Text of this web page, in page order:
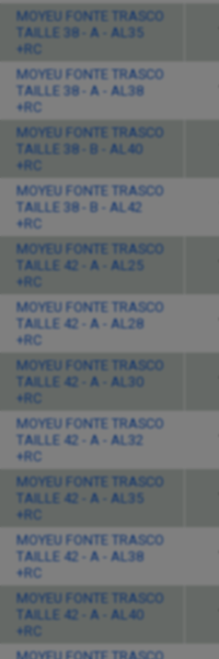
MOYEU FONTE TRASCO
TAILLE 38 - A - AL35
+RC
MOYEU FONTE TRASCO
TAILLE 38 - A - AL38
+RC
MOYEU FONTE TRASCO
TAILLE 38 - B - AL40
+RC
MOYEU FONTE TRASCO
TAILLE 38 - B - AL42
+RC
MOYEU FONTE TRASCO
TAILLE 42 - A - AL25
+RC
MOYEU FONTE TRASCO
TAILLE 42 - A - AL28
+RC
MOYEU FONTE TRASCO
TAILLE 42 - A - AL30
+RC
MOYEU FONTE TRASCO
TAILLE 42 - A - AL32
+RC
MOYEU FONTE TRASCO
TAILLE 42 - A - AL35
+RC
MOYEU FONTE TRASCO
TAILLE 42 - A - AL38
+RC
MOYEU FONTE TRASCO
TAILLE 42 - A - AL40
+RC